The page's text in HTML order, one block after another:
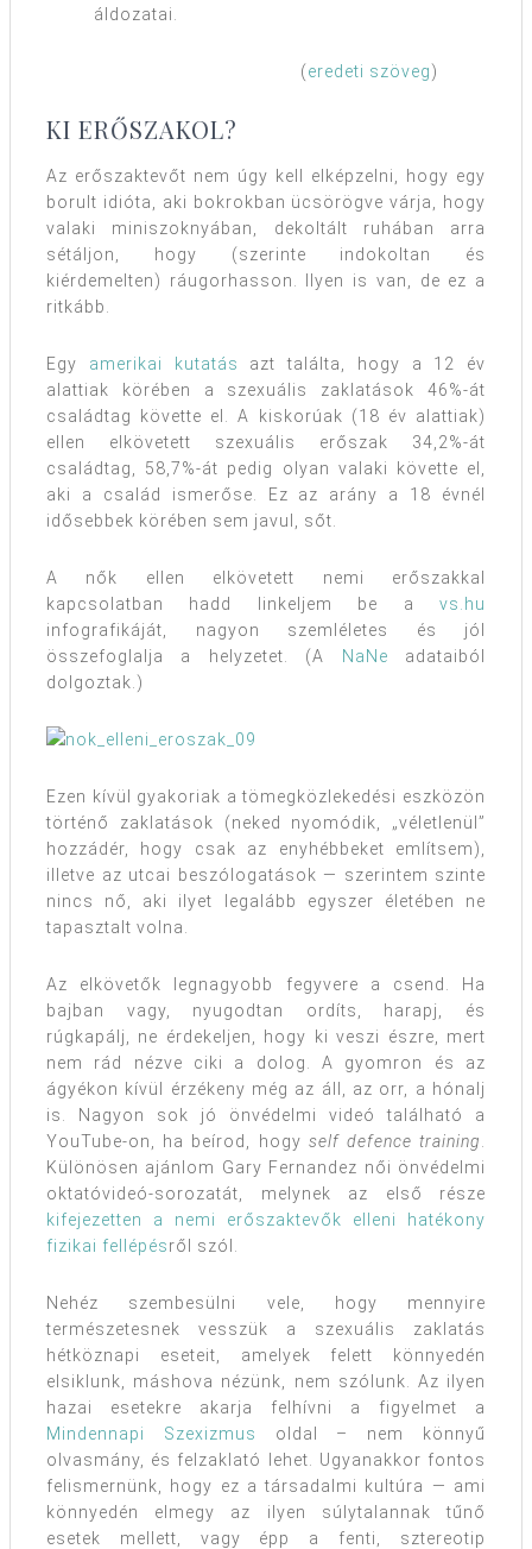
áldozatai.
(eredeti szöveg)
KI ERŐSZAKOL?
Az erőszaktevőt nem úgy kell elképzelni, hogy egy
borult idióta, aki bokrokban ücsörögve várja, hogy
valaki miniszoknyában, dekoltált ruhában arra
sétáljon, hogy (szerinte indokoltan és
kiérdemelten) ráugorhasson. Ilyen is van, de ez a
ritkább.
Egy amerikai kutatás azt találta, hogy a 12 év
alattiak körében a szexuális zaklatások 46%-át
családtag követte el. A kiskorúak (18 év alattiak)
ellen elkövetett szexuális erőszak 34,2%-át
családtag, 58,7%-át pedig olyan valaki követte el,
aki a család ismerőse. Ez az arány a 18 évnél
idősebbek körében sem javul, sőt.
A nők ellen elkövetett nemi erőszakkal
kapcsolatban hadd linkeljem be a vs.hu
infografikáját, nagyon szemléletes és jól
összefoglalja a helyzetet. (A
NaNe adataiból
dolgoztak.)
Ezen kívül gyakoriak a tömegközlekedési eszközön
történő zaklatások (neked nyomódik, „véletlenül”
hozzádér, hogy csak az enyhébbeket említsem),
illetve az utcai beszólogatások — szerintem szinte
nincs nő, aki ilyet legalább egyszer életében ne
tapasztalt volna.
Az elkövetők legnagyobb fegyvere a csend. Ha
bajban vagy, nyugodtan ordíts, harapj, és
rúgkapálj, ne érdekeljen, hogy ki veszi észre, mert
nem rád nézve ciki a dolog. A gyomron és az
ágyékon kívül érzékeny még az áll, az orr, a hónalj
is. Nagyon sok jó önvédelmi videó található a
YouTube-on, ha beírod, hogy self defence training.
Különösen ajánlom Gary Fernandez női önvédelmi
oktatóvideó-sorozatát, melynek az első része
kifejezetten a nemi erőszaktevők elleni hatékony
fizikai fellépésről szól.
Nehéz szembesülni vele, hogy mennyire
természetesnek vesszük a szexuális zaklatás
hétköznapi eseteit, amelyek felett könnyedén
elsiklunk, máshova nézünk, nem szólunk. Az ilyen
hazai esetekre akarja felhívni a figyelmet a
Mindennapi Szexizmus
oldal – nem könnyű
olvasmány, és felzaklató lehet. Ugyanakkor fontos
felismernünk, hogy ez a társadalmi kultúra — ami
könnyedén elmegy az ilyen súlytalannak tűnő
esetek mellett, vagy épp a fenti, sztereotip